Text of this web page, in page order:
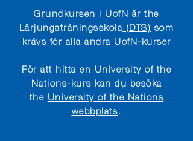
Grundkursen i UofN är the
Lärjungaträningsskola (DTS) som
krävs för alla andra UofN-kurser
För att hitta en University of the
Nations-kurs kan du besöka
the University of the Nations
webbplats.